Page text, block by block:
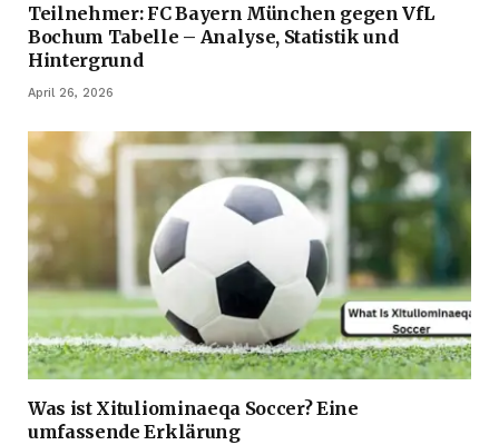
Teilnehmer: FC Bayern München gegen VfL
Bochum Tabelle – Analyse, Statistik und
Hintergrund
April 26, 2026
Was ist Xituliominaeqa Soccer? Eine
umfassende Erklärung